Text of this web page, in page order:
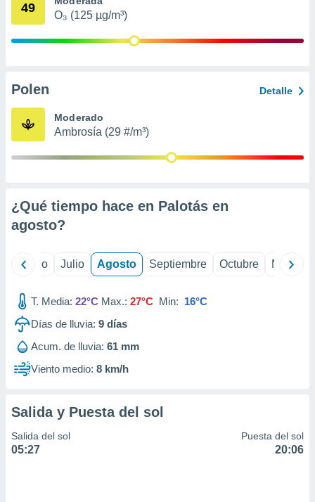
publicidad
de
1199
49
O₃ (125 µg/m³)
Polen Detalle
Moderado
Ambrosía (29 #/m³)
¿Qué tiempo hace en Palotás en
agosto?
Junio Julio Agosto Septiembre Octubre
T. Media: 22°C Max.: 27°C Min: 16°C
Días de lluvia: 9 días
Acum. de lluvia: 61 mm
Viento medio: 8 km/h
Salida y Puesta del sol
Salida del sol
05:27
Puesta del sol
20:06